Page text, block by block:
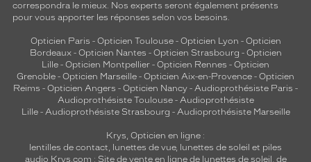
correspondra le mieux. Nos experts seront également présents
pour vous apporter les réponses selon vos besoins.
Opticien Paris - Opticien Toulouse- Opticien Lyon - Opticien
Bordeaux- Opticien Nantes - Opticien Strasbourg - Opticien
Lille - Opticien Montpellier - Opticien Rennes - Opticien
Grenoble - Opticien Marseille - Opticien Aix-en-Provence - Opticien
Reims - Opticien Angers - Opticien Nancy - Audioprothésiste Paris -
Audioprothésiste Toulouse- Audioprothésiste
Lille- Audioprothésiste Strasbourg - Audioprothésiste Marseille
Krys, Opticien en ligne :
lentilles de contact, lunettes de vue, lunettes de soleil et piles
audio Krys.com : Site de vente en ligne de lunettes de soleil, de